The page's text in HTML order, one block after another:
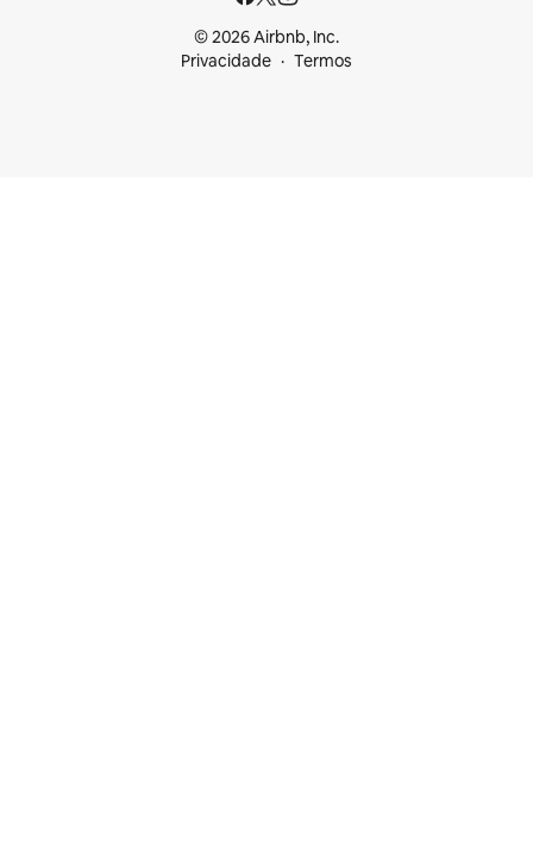
© 2026 Airbnb, Inc.
Privacidade
Termos